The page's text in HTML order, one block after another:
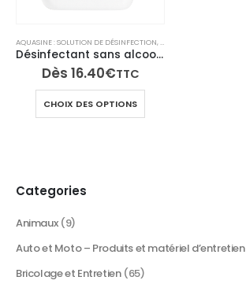
AQUASINE : SOLUTION DE DÉSINFECTION,
Désinfectant sans alcool – Solution d’eau ionisée pour mains et surfaces Aquasine
Dès 16.40€TTC
CHOIX DES OPTIONS
produit
choisies
Categories
Animaux (9)
Auto et Moto – Produits et matériel d’entretien
Bricolage et Entretien (65)